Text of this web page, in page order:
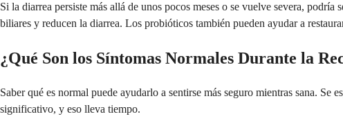
Si la diarrea persiste más allá de unos pocos meses o se vuelve severa,
biliares y reducen la diarrea. Los probióticos también pueden ayudar a
¿Qué Son los Síntomas Normales Durante la
Saber qué es normal puede ayudarlo a sentirse más seguro mientras sana.
significativo, y eso lleva tiempo.